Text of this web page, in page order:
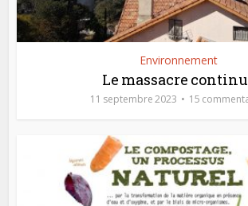
Environnement
Le massacre
11 septembre 2023 15